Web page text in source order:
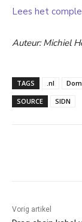
Lees het
Auteur: Michiel
TAGS .nl
SOURCE
SIDN
Vorig artikel